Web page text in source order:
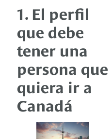
1. El perfil
que debe
tener una
persona que
quiera ir a
Canadá